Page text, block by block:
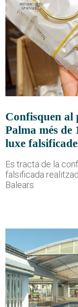
Confisquen al
Palma més de
luxe
Es tracta de la
falsificada
Balears